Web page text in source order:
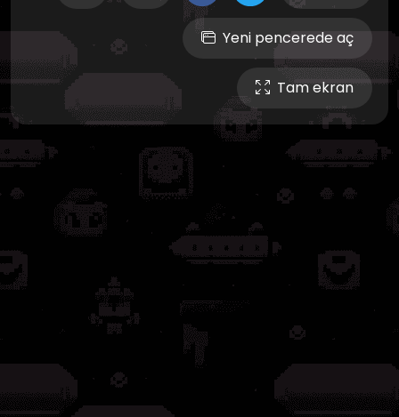
Yeni pencerede aç
Tam ekran